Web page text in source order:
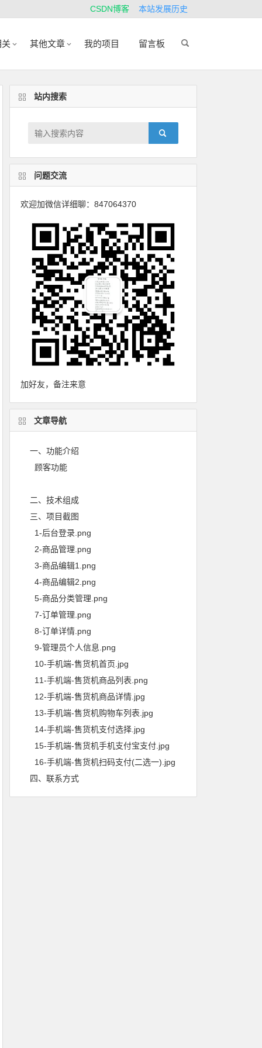
CSDN博客 本站发展历史
其他文章 我的项目 留言板
站内搜索
问题交流
欢迎加微信详细聊：847064370
加好友，备注来意
文章导航
一、功能介绍
顾客功能
二、技术组成
三、项目截图
1-后台登录.png
2-商品管理.png
3-商品编辑1.png
4-商品编辑2.png
5-商品分类管理.png
7-订单管理.png
8-订单详情.png
9-管理员个人信息.png
10-手机端-售货机首页.jpg
11-手机端-售货机商品列表.png
12-手机端-售货机商品详情.jpg
13-手机端-售货机购物车列表.jpg
14-手机端-售货机支付选择.jpg
15-手机端-售货机手机支付宝支付.jpg
16-手机端-售货机扫码支付(二选一).jpg
四、联系方式